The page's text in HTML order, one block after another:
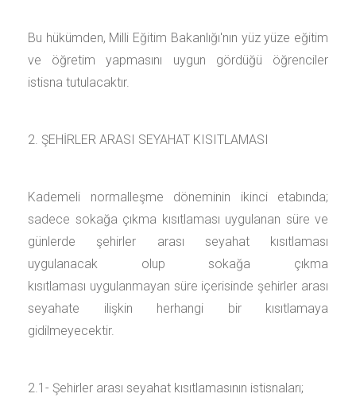
Bu hükümden, Milli Eğitim Bakanlığı'nın yüz yüze eğitim
ve öğretim yapmasını uygun gördüğü öğrenciler
istisna tutulacaktır.
2. ŞEHİRLER ARASI SEYAHAT KISITLAMASI
Kademeli normalleşme döneminin ikinci etabında;
sadece sokağa çıkma kısıtlaması uygulanan süre ve
günlerde şehirler arası seyahat kısıtlaması
uygulanacak olup sokağa çıkma
kısıtlaması uygulanmayan süre içerisinde şehirler arası
seyahate ilişkin herhangi bir kısıtlamaya
gidilmeyecektir.
2.1- Şehirler arası seyahat kısıtlamasının istisnaları;